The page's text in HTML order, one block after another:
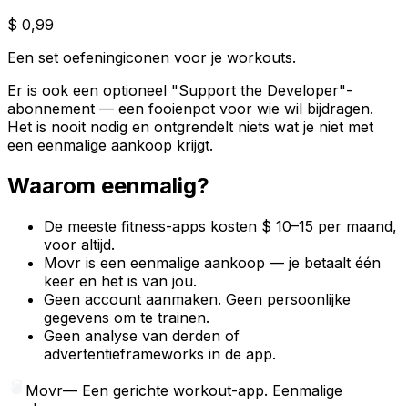
$ 0,99
Een set oefeningiconen voor je workouts.
Er is ook een optioneel "Support the Developer"-
abonnement — een fooienpot voor wie wil bijdragen.
Het is nooit nodig en ontgrendelt niets wat je niet met
een eenmalige aankoop krijgt.
Waarom eenmalig?
De meeste fitness-apps kosten $ 10–15 per maand,
voor altijd.
Movr is een eenmalige aankoop — je betaalt één
keer en het is van jou.
Geen account aanmaken. Geen persoonlijke
gegevens om te trainen.
Geen analyse van derden of
advertentieframeworks in de app.
Movr— Een gerichte workout-app. Eenmalige